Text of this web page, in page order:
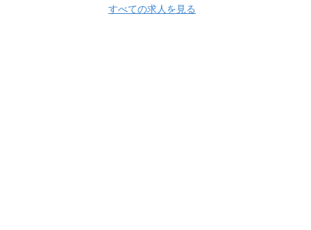
すべての求人を見る